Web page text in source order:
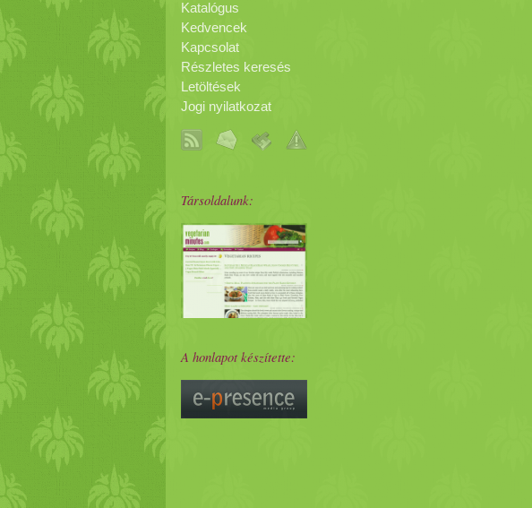
Katalógus
Kedvencek
Kapcsolat
Részletes keresés
Letöltések
Jogi nyilatkozat
Társoldalunk:
A honlapot készítette: